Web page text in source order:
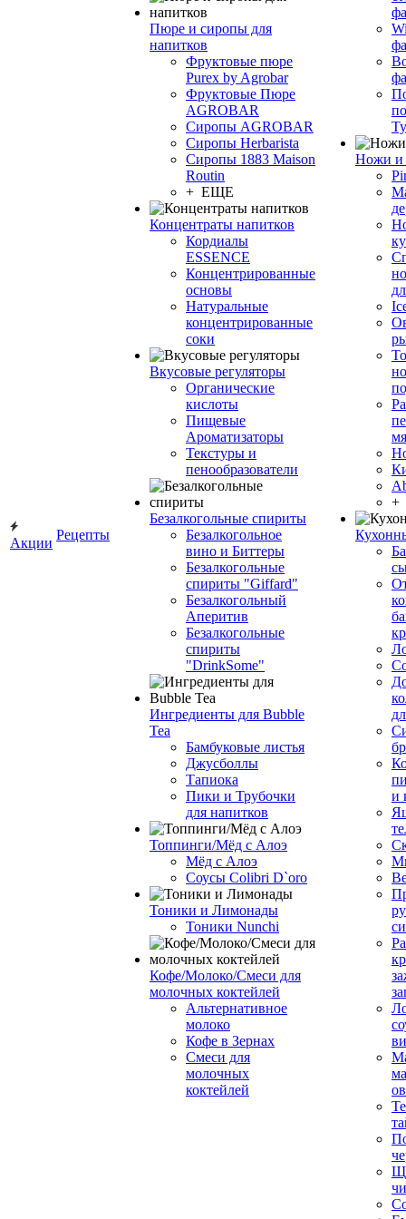
Акции
Рецепты
Пюре и сиропы для
напитков
Фруктовые пюре
Purex by Agrobar
Фруктовые Пюре
AGROBAR
Сиропы AGROBAR
Сиропы Herbarista
Сиропы 1883 Maison
Routin
+ ЕЩЕ
Концентраты напитков
Кордиалы
ESSENCE
Концентрированные
основы
Натуральные
концентрированные
соки
Вкусовые регуляторы
Органические
кислоты
Пищевые
Ароматизаторы
Текстуры и
пенообразователи
Безалкогольные спириты
Безалкогольное
вино и Биттеры
Безалкогольные
спириты "Giffard"
Безалкогольный
Аперитив
Безалкогольные
спириты
"DrinkSome"
Ингредиенты для Bubble
Tea
Бамбуковые листья
Джусболлы
Тапиока
Пики и Трубочки
для напитков
Топпинги/Мёд с Алоэ
Мёд с Алоэ
Соусы Colibri D`oro
Тоники и Лимонады
Тоники Nunchi
Кофе/Молоко/Смеси для
молочных коктейлей
Альтернативное
молоко
Кофе в Зернах
Смеси для
молочных
коктейлей
Ножи и
+
и